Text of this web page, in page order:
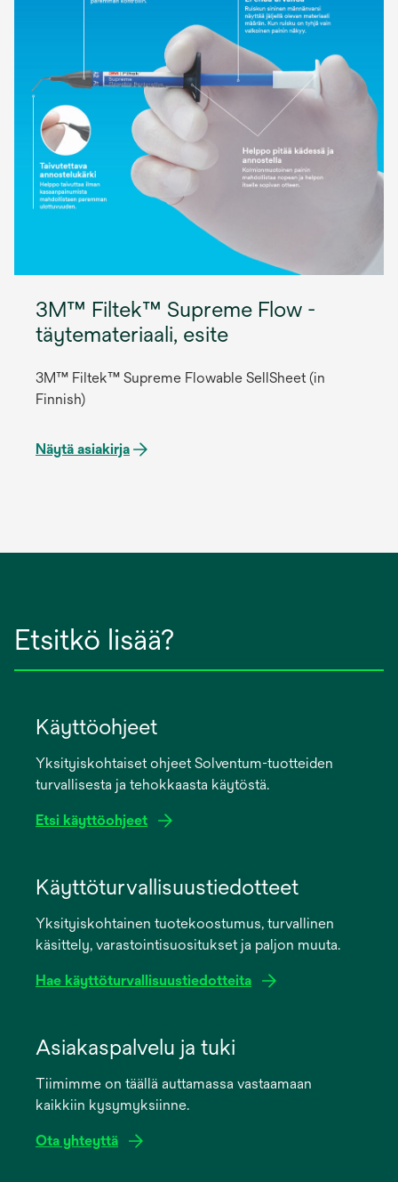
3M™ Filtek™ Supreme Flow -
täytemateriaali, esite
3M™ Filtek™ Supreme Flowable SellSheet (in
Finnish)
Näytä asiakirja
Etsitkö lisää?
Käyttöohjeet
Yksityiskohtaiset ohjeet Solventum-tuotteiden
turvallisesta ja tehokkaasta käytöstä.
Etsi käyttöohjeet
new
Käyttöturvallisuustiedotteet
Yksityiskohtainen tuotekoostumus, turvallinen
käsittely, varastointisuositukset ja paljon muuta.
Hae käyttöturvallisuustiedotteita
new
Asiakaspalvelu ja tuki
Tiimimme on täällä auttamassa vastaamaan
kaikkiin kysymyksiinne.
Ota yhteyttä